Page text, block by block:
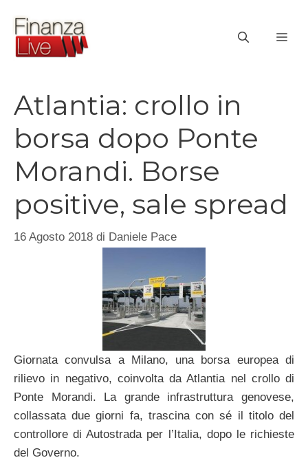
contenuto
Atlantia: crollo in
borsa dopo Ponte
Morandi. Borse
positive, sale spread
16 Agosto 2018 di Daniele Pace
Giornata convulsa a Milano, una borsa europea di
rilievo in negativo, coinvolta da Atlantia nel crollo di
Ponte Morandi. La grande infrastruttura genovese,
collassata due giorni fa, trascina con sé il titolo del
controllore di Autostrada per l’Italia, dopo le richieste
del Governo.